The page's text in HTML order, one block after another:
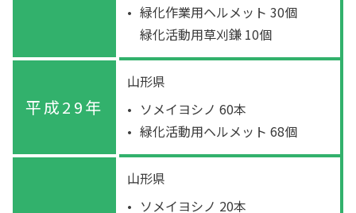
緑化作業用ヘルメット 30個
緑化活動用草刈鎌 10個
平成29年
山形県
ソメイヨシノ 60本
緑化活動用ヘルメット 68個
山形県
ソメイヨシノ 20本